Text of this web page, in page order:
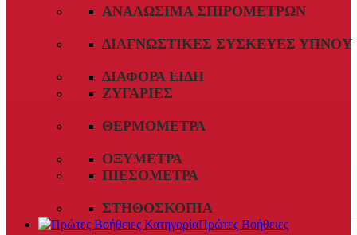
ΑΝΑΛΏΣΙΜΑ ΣΠΙΡΟΜΈΤΡΩΝ
ΔΙΑΓΝΩΣΤΙΚΈΣ ΣΥΣΚΕΥΈΣ ΎΠΝΟΥ
ΔΙΆΦΟΡΑ ΕΊΔΗ
ΖΥΓΑΡΙΈΣ
ΘΕΡΜΌΜΕΤΡΑ
ΟΞΎΜΕΤΡΑ
ΠΙΕΣΌΜΕΤΡΑ
ΣΤΗΘΟΣΚΌΠΙΑ
Πρώτες Βοήθειες